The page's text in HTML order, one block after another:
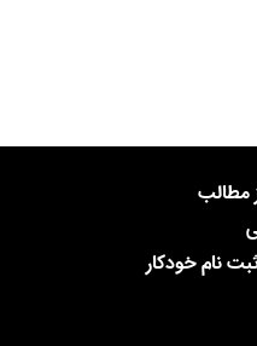
مطالب
نام خودکار